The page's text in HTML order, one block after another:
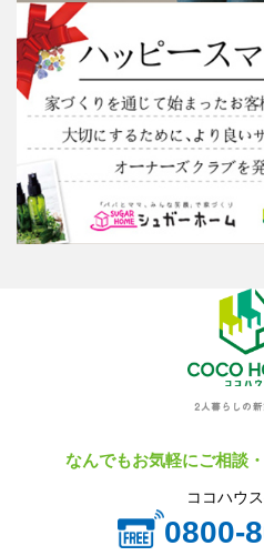
なんでもお気軽にご相談
ココハウ
0800-